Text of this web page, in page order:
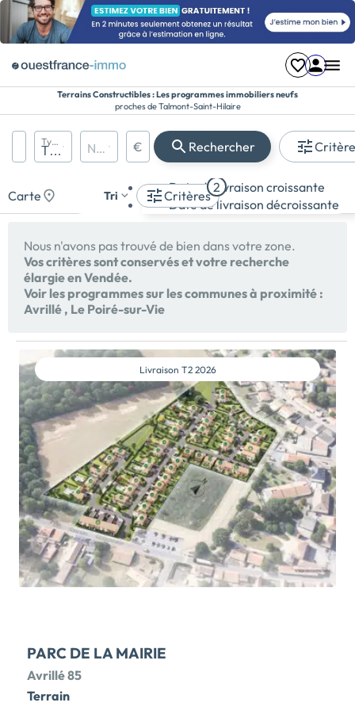
Terrains Constructibles : Les programmes immobiliers neufs
proches de Talmont-Saint-Hilaire
Région, département, ville, CP
Maison
Types de biens Nombre de pièces Prix maximum
€ Rechercher
Carte Critères
2
Tri
Date de livraison croissante
Date de livraison décroissante
Nous n'avons pas trouvé de bien dans votre zone.
Vos critères sont conservés et votre recherche
élargie en Vendée.
Voir les programmes sur les communes à proximité :
Avrillé , Le Poiré-sur-Vie
Livraison T2 2026
PARC DE LA MAIRIE
Avrillé 85
Terrain